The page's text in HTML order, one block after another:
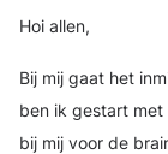
Hoi allen,
Bij mij gaat het
ben ik gestart met
bij mij voor de